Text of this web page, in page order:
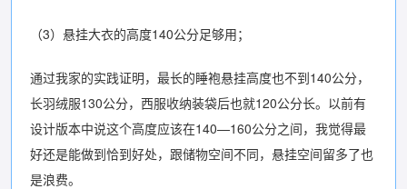
（3）悬挂大衣的高度140公分足够用；
通过我家的实践证明，最长的睡袍悬挂高度也不到140公分，
长羽绒服130公分，西服收纳装袋后也就120公分长。以前有
设计版本中说这个高度应该在140—160公分之间，我觉得最
好还是能做到恰到好处，跟储物空间不同，悬挂空间留多了也
是浪费。